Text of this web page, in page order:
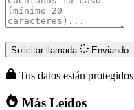
Solicitar llamada Enviando...
Tus datos están protegidos
Más Leídos